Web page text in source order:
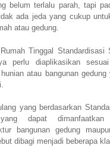
belum terlalu parah, tapi
ada jeda yang cukup
atau gedung.
Tinggal Standardisasi
perlu diaplikasikan
atau bangunan
yang berdasarkan
dapat dimanfaatkan
bangunan gedung
dibagi menjadi beberapa